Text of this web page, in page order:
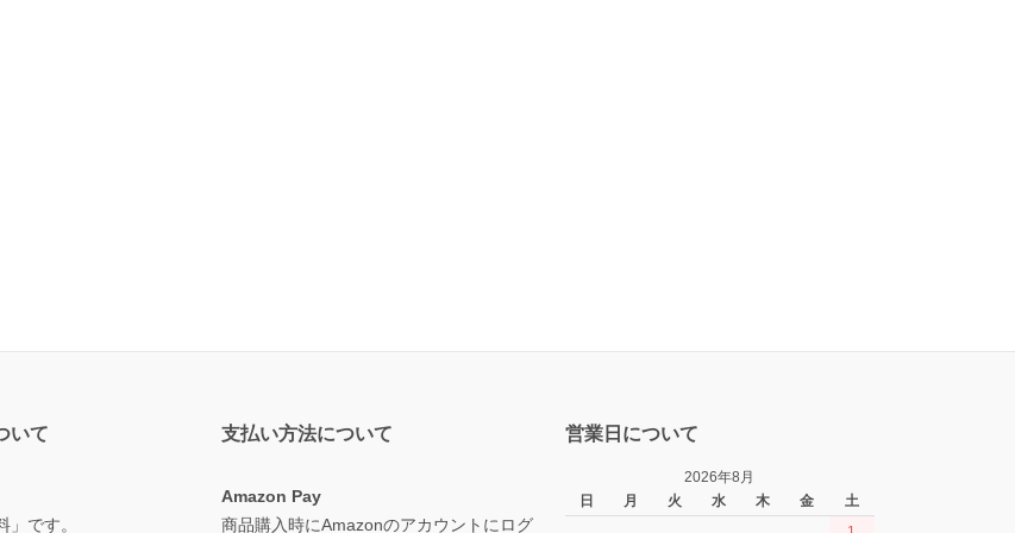
いて
」です。
支払い方法について
Amazon Pay
商品購入時にAmazonのアカウントにログ
営業日について
2026年8月
日
月 火 水 木 金
土